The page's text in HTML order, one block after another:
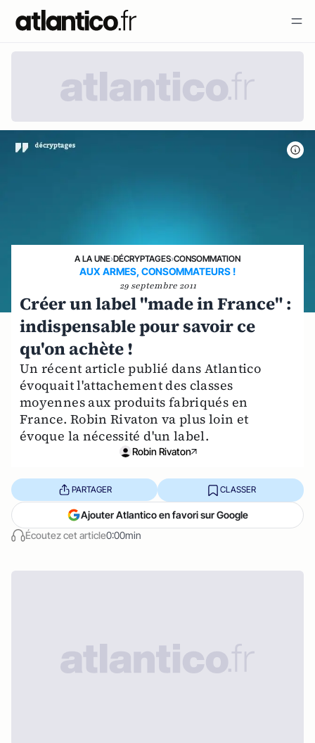
A LA UNE›DÉCRYPTAGES›CONSOMMATION
AUX ARMES, CONSOMMATEURS !
29 septembre 2011
Créer un label "made in France" :
indispensable pour savoir ce
qu'on achète !
Un récent article publié dans Atlantico
évoquait l'attachement des classes
moyennes aux produits fabriqués en
France. Robin Rivaton va plus loin et
évoque la nécessité d'un label.
Robin Rivaton
Écoutez cet article0:00min
PARTAGER CLASSER
Ajouter Atlantico en favori sur Google